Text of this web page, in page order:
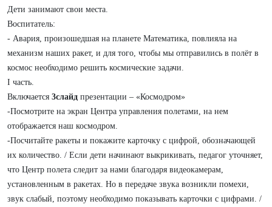
Дети занимают свои места.
Воспитатель:
- Авария, произошедшая на планете Математика, повлияла на
механизм наших ракет, и для того, чтобы мы отправились в полёт в
космос необходимо решить космические задачи.
I часть.
Включается 3слайд презентации – «Космодром»
-Посмотрите на экран Центра управления полетами, на нем
отображается наш космодром.
-Посчитайте ракеты и покажите карточку с цифрой, обозначающей
их количество. / Если дети начинают выкрикивать, педагог уточняет,
что Центр полета следит за нами благодаря видеокамерам,
установленным в ракетах. Но в передаче звука возникли помехи,
звук слабый, поэтому необходимо показывать карточки с цифрами. /